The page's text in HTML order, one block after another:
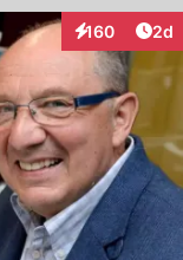
160
Interaktionen
2d